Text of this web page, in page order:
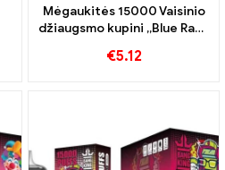
Mėgaukitės 15000 Vaisinio
džiaugsmo kupini „Blue Razz
tinka vėsių skonių
€5.12